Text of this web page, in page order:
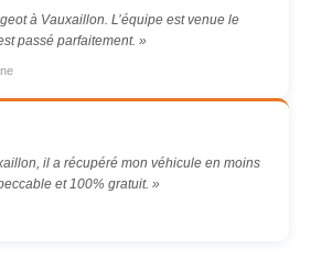
à Vauxaillon. L’équipe est venue le
passé parfaitement. »
il a récupéré mon véhicule en moins
et 100% gratuit. »